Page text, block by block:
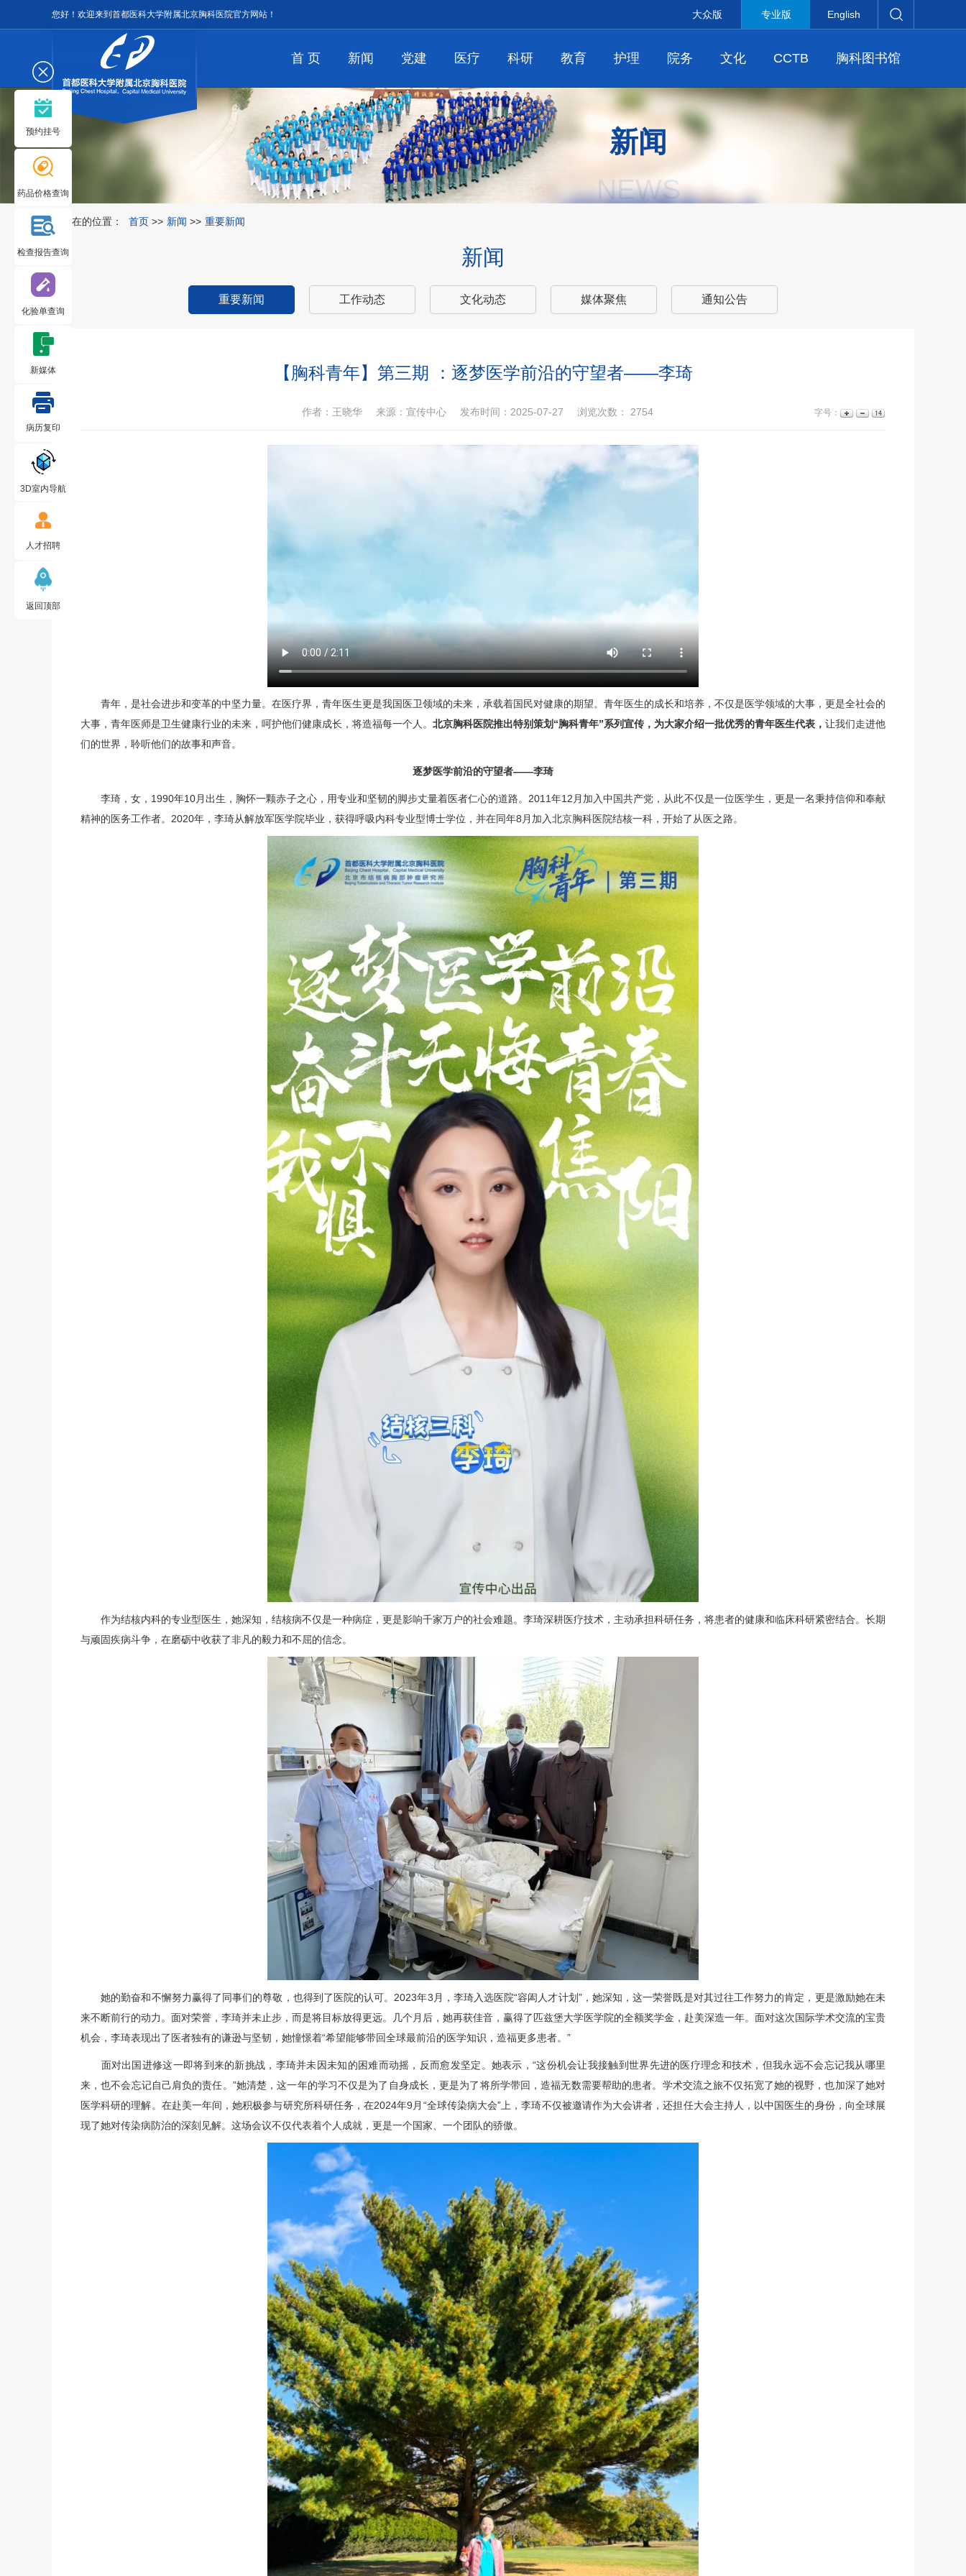
您好！欢迎来到首都医科大学附属北京胸科医院官方网站！ 大众版 专业版 English
首 页 新闻 党建 医疗 科研 教育 护理 院务 文化 CCTB 胸科图书馆
新闻
NEWS
您所在的位置： 首页 >> 新闻 >> 重要新闻
新闻
重要新闻 工作动态 文化动态 媒体聚焦 通知公告
【胸科青年】第三期 ：逐梦医学前沿的守望者——李琦
作者：王晓华 来源：宣传中心 发布时间：2025-07-27 浏览次数： 2754 字号：
青年，是社会进步和变革的中坚力量。在医疗界，青年医生更是我国医卫领域的未来，承载着国民对健康的期望。青年医生的成长和培养，不仅是医学领域的大事，更是全社会的
大事，青年医师是卫生健康行业的未来，呵护他们健康成长，将造福每一个人。 北京胸科医院推出特别策划“胸科青年”系列宣传，为大家介绍一批优秀的青年医生代表， 让我们走进他
们的世界，聆听他们的故事和声音。
逐梦医学前沿的守望者——李琦
李琦 ，女，1990年10月出生，胸怀一颗赤子之心，用专业和坚韧的脚步丈量着医者仁心的道路。2011年12月加入中国共产党，从此不仅是一位医学生，更是一名秉持信仰和奉献
精神的医务工作者。2020年， 李琦从解放军医学院毕业，获得呼吸内科专业型博士学位，并在同年8月加入北京胸科医院结核一科 ，开始了从医之路。
作为结核内科的专业型医生，她深知，结核病不仅是一种病症，更是影响千家万户的社会难题。 李琦深耕医疗技术，主动承担科研任务，将患者的健康和临床科研紧密结合。长期
与顽固疾病斗争，在磨砺中收获了非凡的毅力和不屈的信念。
她的勤奋和不懈努力赢得了同事们的尊敬，也得到了医院的认可。2023年3月， 李琦入选医院“容闳人才计划”，她深知，这一荣誉既是对其过往工作努力的肯定，更是激励她在未
来不断前行的动力。面对荣誉， 李琦并未止步，而是将目标放得更远。几个月后，她再获佳音，赢得了匹兹堡大学医学院的全额奖学金，赴美深造一年。面对这次国际学术交流的宝贵
机会， 李琦表现出了医者独有的谦逊与坚韧，她憧憬着“希望能够带回全球最前沿的医学知识，造福更多患者。”
面对出国进修这一即将到来的新挑战， 李琦并未因未知的困难而动摇，反而愈发坚定。她表示，“这份机会让我接触到世界先进的医疗理念和技术，但我永远不会忘记我从哪里
来，也不会忘记自己肩负的责任。”她清楚，这一年的学习不仅是为了自身成长，更是为了将所学带回，造福无数需要帮助的患者。学术交流之旅不仅拓宽了她的视野，也加深了她对
医学科研的理解。在赴美一年间，她积极参与研究所科研任务，在2024年9月“全球传染病大会”上，李琦不仅被邀请作为大会讲者，还担任大会主持人，以中国医生的身份，向全球展
现了她对传染病防治的深刻见解。这场会议不仅代表着个人成就，更是一个国家、一个团队的骄傲。
预约挂号
药品价格查询
检查报告查询
化验单查询
新媒体
病历复印
3D室内导航
人才招聘
返回顶部